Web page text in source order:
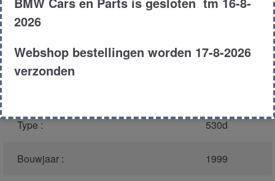
Kleur :
390 -
Carroserie : Touring
Type : 530d
Bouwjaar : 1999
2026
Webshop bestellingen worden 17-8-2026
verzonden